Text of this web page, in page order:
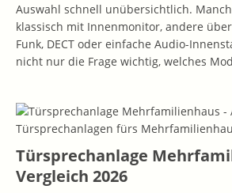
Auswahl schnell unübersichtlich.
klassisch mit Innenmonitor, andere
Funk, DECT oder einfache Audio-
nicht nur die Frage wichtig, welches
Türsprechanlage
Vergleich 2026